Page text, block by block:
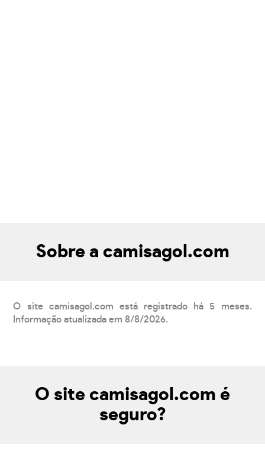
Sobre a camisagol.com
O site camisagol.com está registrado há 5 meses.
Informação atualizada em 8/8/2026.
O site camisagol.com é
seguro?